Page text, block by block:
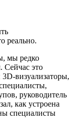
реально.
мы редко
Сейчас это
визуализаторы,
руководитель
как устроена
специалисты